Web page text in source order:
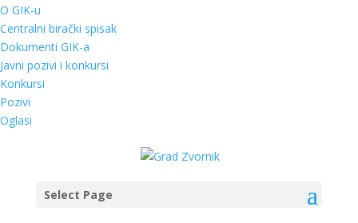
O GIK-u
Centralni birački spisak
Dokumenti GIK-a
Javni pozivi i konkursi
Konkursi
Pozivi
Oglasi
Select Page